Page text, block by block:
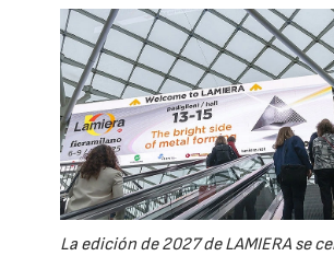
La edición de 2027 de LAMIERA se